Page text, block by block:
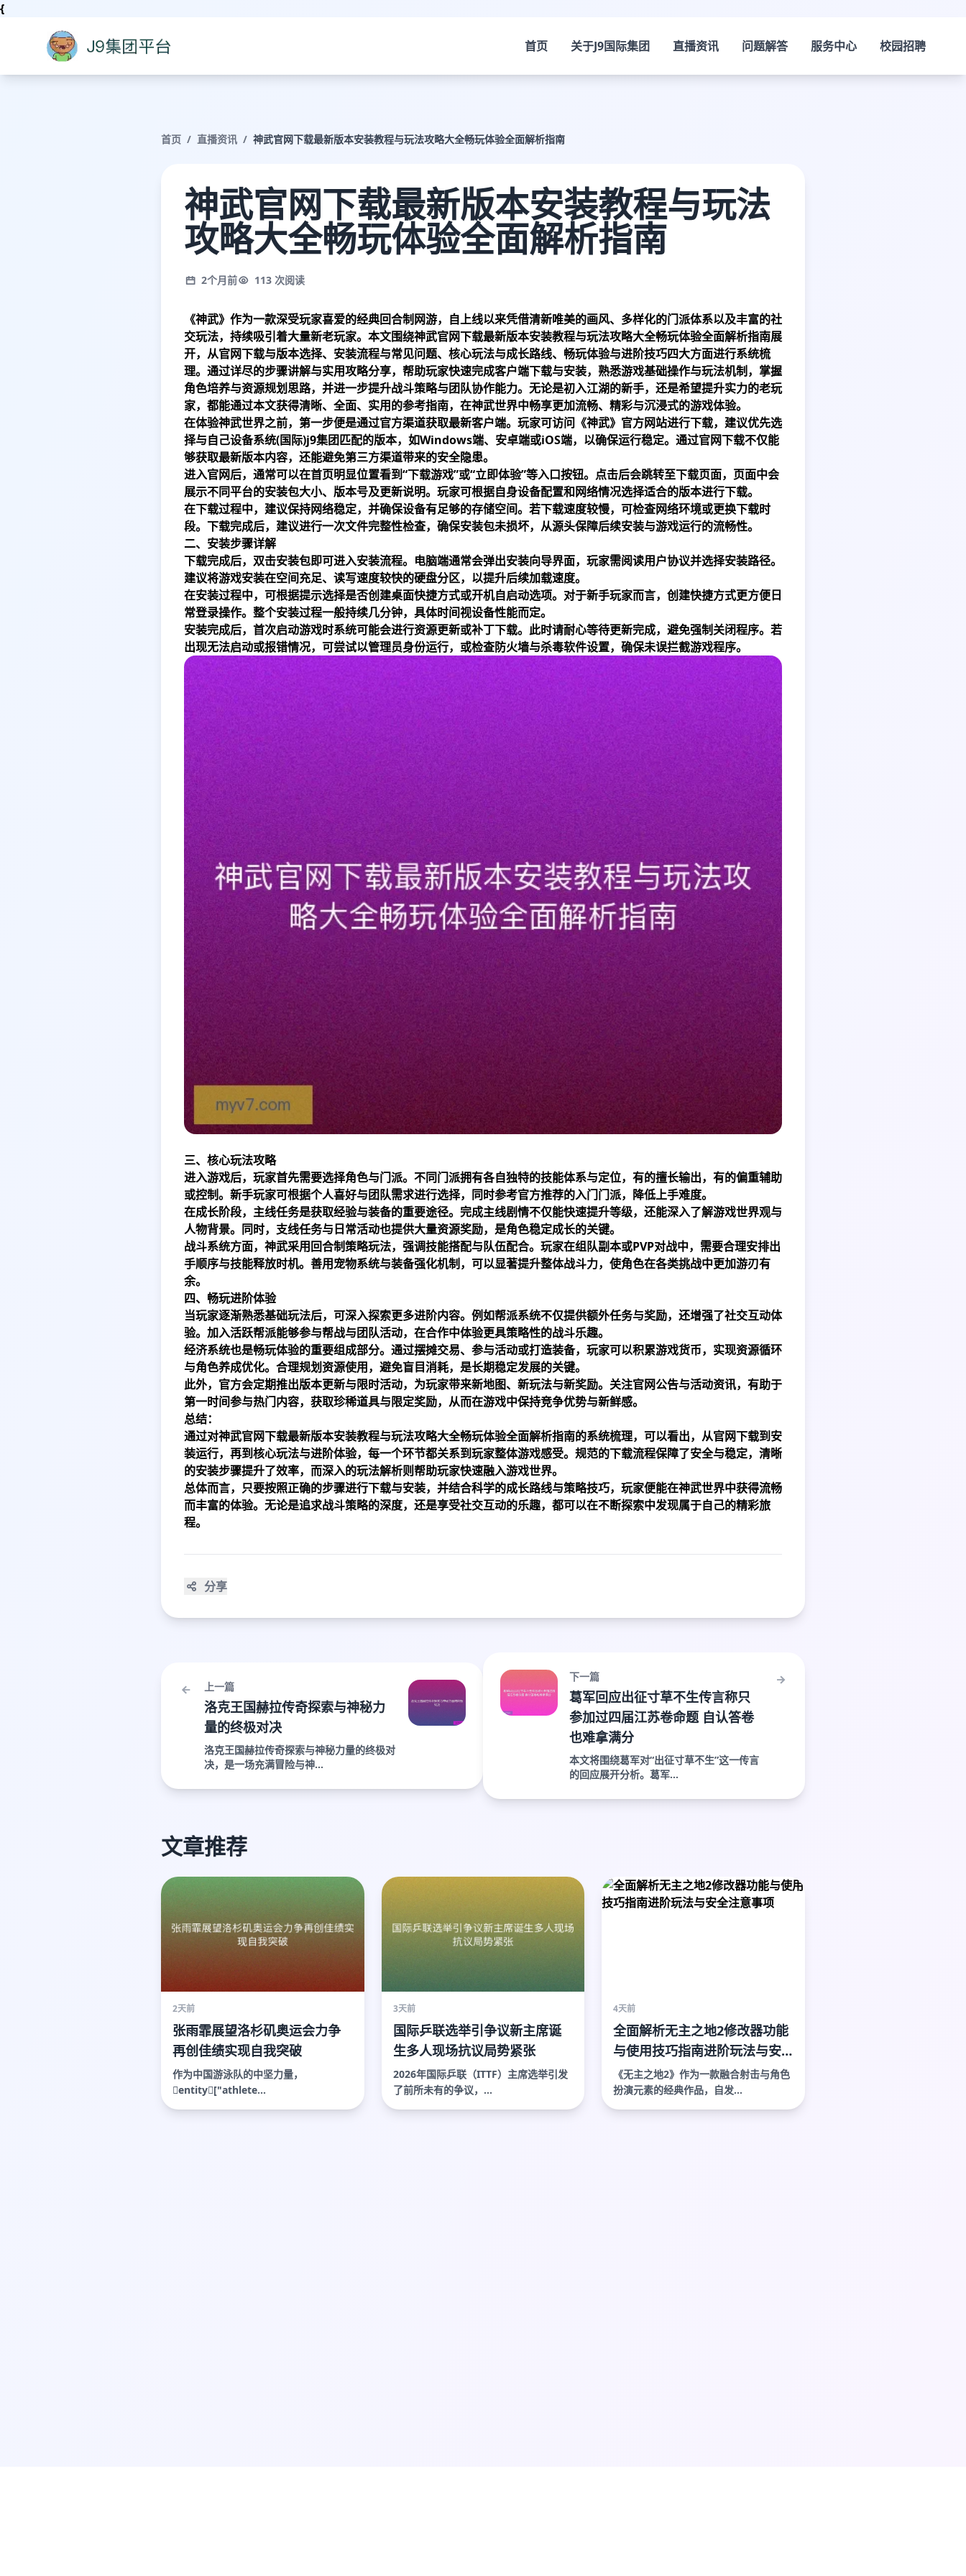
{
首页 关于J9国际集团 直播资讯 问题解答 服务中心 校园招聘
首页 / 直播资讯 / 神武官网下载最新版本安装教程与玩法攻略大全畅玩体验全面解析指南
神武官网下载最新版本安装教程与玩法
攻略大全畅玩体验全面解析指南
2个月前 113 次阅读
《神武》作为一款深受玩家喜爱的经典回合制网游，自上线以来凭借清新唯美的画风、多样化的门派体系以及丰富的社
交玩法，持续吸引着大量新老玩家。本文围绕神武官网下载最新版本安装教程与玩法攻略大全畅玩体验全面解析指南展
开，从官网下载与版本选择、安装流程与常见问题、核心玩法与成长路线、畅玩体验与进阶技巧四大方面进行系统梳
理。通过详尽的步骤讲解与实用攻略分享，帮助玩家快速完成客户端下载与安装，熟悉游戏基础操作与玩法机制，掌握
角色培养与资源规划思路，并进一步提升战斗策略与团队协作能力。无论是初入江湖的新手，还是希望提升实力的老玩
家，都能通过本文获得清晰、全面、实用的参考指南，在神武世界中畅享更加流畅、精彩与沉浸式的游戏体验。
在体验神武世界之前，第一步便是通过官方渠道获取最新客户端。玩家可访问《神武》官方网站进行下载，建议优先选
择与自己设备系统(国际)j9集团匹配的版本，如Windows端、安卓端或iOS端，以确保运行稳定。通过官网下载不仅能
够获取最新版本内容，还能避免第三方渠道带来的安全隐患。
进入官网后，通常可以在首页明显位置看到“下载游戏”或“立即体验”等入口按钮。点击后会跳转至下载页面，页面中会
展示不同平台的安装包大小、版本号及更新说明。玩家可根据自身设备配置和网络情况选择适合的版本进行下载。
在下载过程中，建议保持网络稳定，并确保设备有足够的存储空间。若下载速度较慢，可检查网络环境或更换下载时
段。下载完成后，建议进行一次文件完整性检查，确保安装包未损坏，从源头保障后续安装与游戏运行的流畅性。
二、安装步骤详解
下载完成后，双击安装包即可进入安装流程。电脑端通常会弹出安装向导界面，玩家需阅读用户协议并选择安装路径。
建议将游戏安装在空间充足、读写速度较快的硬盘分区，以提升后续加载速度。
在安装过程中，可根据提示选择是否创建桌面快捷方式或开机自启动选项。对于新手玩家而言，创建快捷方式更方便日
常登录操作。整个安装过程一般持续几分钟，具体时间视设备性能而定。
安装完成后，首次启动游戏时系统可能会进行资源更新或补丁下载。此时请耐心等待更新完成，避免强制关闭程序。若
出现无法启动或报错情况，可尝试以管理员身份运行，或检查防火墙与杀毒软件设置，确保未误拦截游戏程序。
三、核心玩法攻略
进入游戏后，玩家首先需要选择角色与门派。不同门派拥有各自独特的技能体系与定位，有的擅长输出，有的偏重辅助
或控制。新手玩家可根据个人喜好与团队需求进行选择，同时参考官方推荐的入门门派，降低上手难度。
在成长阶段，主线任务是获取经验与装备的重要途径。完成主线剧情不仅能快速提升等级，还能深入了解游戏世界观与
人物背景。同时，支线任务与日常活动也提供大量资源奖励，是角色稳定成长的关键。
战斗系统方面，神武采用回合制策略玩法，强调技能搭配与队伍配合。玩家在组队副本或PVP对战中，需要合理安排出
手顺序与技能释放时机。善用宠物系统与装备强化机制，可以显著提升整体战斗力，使角色在各类挑战中更加游刃有
余。
四、畅玩进阶体验
当玩家逐渐熟悉基础玩法后，可深入探索更多进阶内容。例如帮派系统不仅提供额外任务与奖励，还增强了社交互动体
验。加入活跃帮派能够参与帮战与团队活动，在合作中体验更具策略性的战斗乐趣。
经济系统也是畅玩体验的重要组成部分。通过摆摊交易、参与活动或打造装备，玩家可以积累游戏货币，实现资源循环
与角色养成优化。合理规划资源使用，避免盲目消耗，是长期稳定发展的关键。
此外，官方会定期推出版本更新与限时活动，为玩家带来新地图、新玩法与新奖励。关注官网公告与活动资讯，有助于
第一时间参与热门内容，获取珍稀道具与限定奖励，从而在游戏中保持竞争优势与新鲜感。
总结：
通过对神武官网下载最新版本安装教程与玩法攻略大全畅玩体验全面解析指南的系统梳理，可以看出，从官网下载到安
装运行，再到核心玩法与进阶体验，每一个环节都关系到玩家整体游戏感受。规范的下载流程保障了安全与稳定，清晰
的安装步骤提升了效率，而深入的玩法解析则帮助玩家快速融入游戏世界。
总体而言，只要按照正确的步骤进行下载与安装，并结合科学的成长路线与策略技巧，玩家便能在神武世界中获得流畅
而丰富的体验。无论是追求战斗策略的深度，还是享受社交互动的乐趣，都可以在不断探索中发现属于自己的精彩旅
程。
分享
上一篇
洛克王国赫拉传奇探索与神秘力
量的终极对决
洛克王国赫拉传奇探索与神秘力量的终极对
决，是一场充满冒险与神...
下一篇
葛军回应出征寸草不生传言称只
参加过四届江苏卷命题 自认答卷
也难拿满分
本文将围绕葛军对“出征寸草不生”这一传言
的回应展开分析。葛军...
文章推荐
2天前
张雨霏展望洛杉矶奥运会力争
再创佳绩实现自我突破
作为中国游泳队的中坚力量，
entity["athlete...
3天前
国际乒联选举引争议新主席诞
生多人现场抗议局势紧张
2026年国际乒联（ITTF）主席选举引发
了前所未有的争议，...
4天前
全面解析无主之地2修改器功能
与使用技巧指南进阶玩法与安
全注意事项
《无主之地2》作为一款融合射击与角色
扮演元素的经典作品，自发...